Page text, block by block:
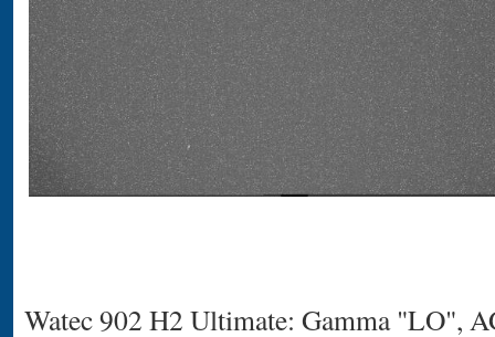
Watec 902 H2 Ultimate: Gamma "LO",